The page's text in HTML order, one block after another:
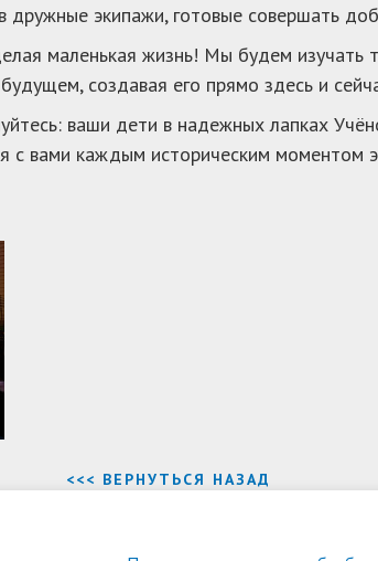
дружные экипажи, готовые совершать
маленькая жизнь! Мы будем изучать
создавая его прямо здесь и
ваши дети в надежных лапках
с вами каждым историческим моментом
<<< ВЕРНУТЬСЯ НАЗАД